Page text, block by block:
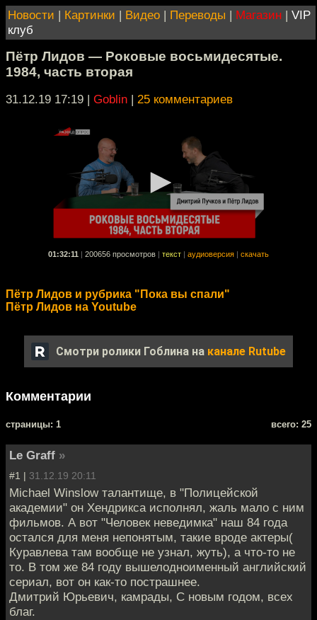
Новости | Картинки | Видео | Переводы | Магазин | VIP
клуб
Пётр Лидов — Роковые восьмидесятые.
1984, часть вторая
31.12.19 17:19 | Goblin | 25 комментариев
01:32:11 200656 просмотров текст аудиоверсия скачать
Пётр Лидов и рубрика "Пока вы спали"
Пётр Лидов на Youtube
Смотри ролики Гоблина на канале Rutube
Комментарии
cтраницы: 1 всего: 25
Le Graff »
#1 | 31.12.19 20:11
Michael Winslow талантище, в "Полицейской
академии" он Хендрикса исполнял, жаль мало с ним
фильмов. А вот "Человек неведимка" наш 84 года
остался для меня непонятым, такие вроде актеры(
Куравлева там вообще не узнал, жуть), а что-то не
то. В том же 84 году вышелодноименный английский
сериал, вот он как-то пострашнее.
Дмитрий Юрьевич, камрады, С новым годом, всех
благ.